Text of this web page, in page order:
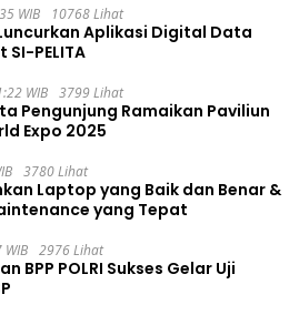
WIB 10768 Lihat
Aplikasi Digital Data
PELITA
WIB 3799 Lihat
Pengunjung Ramaikan Paviliun
Expo 2025
3780 Lihat
Laptop yang Baik dan Benar &
yang Tepat
2976 Lihat
BPP POLRI Sukses Gelar Uji